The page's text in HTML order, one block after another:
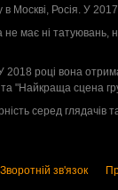
Росія. У
має ні
році вона
"Найкраща сцена
серед глядачів
Зворотній зв'язок